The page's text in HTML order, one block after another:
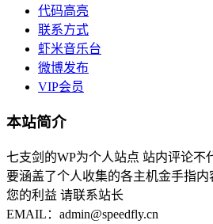
代码高亮
联系方式
虾米音乐台
微博发布
VIP会员
本站简介
七支剑的WP为个人站点 站内评论不
要涵盖了个人收集的各主机金手指内
您的利益 请联系站长
EMAIL：admin@speedfly.cn